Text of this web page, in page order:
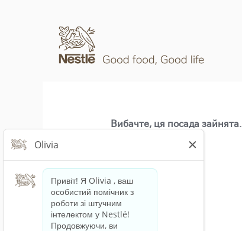
Вибачте, ця посада зайнята.